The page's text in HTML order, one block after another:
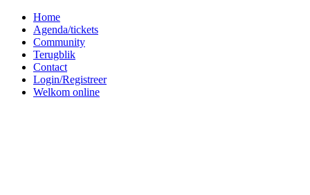
Home
Agenda/tickets
Community
Terugblik
Contact
Login/Registreer
Welkom online